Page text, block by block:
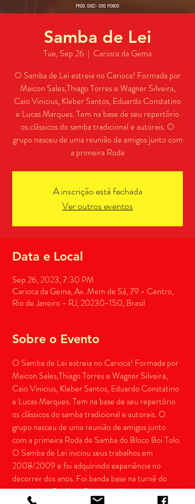
Samba de Lei
Tue, Sep 26
  |
Carioca da Gema
O Samba de Lei estreia no Carioca! Formada por
Maicon Sales,Thiago Torres e Wagner Silveira,
Caio Vinicius, Kleber Santos, Eduardo Constatino
e Lucas Marques. Tem na base de seu repertório
os clássicos do samba tradicional e autorais. O
grupo nasceu de uma reunião de amigos junto com
a primeira Roda
A inscrição está fechada
Ver outros eventos
Data e Local
Sep 26, 2023, 7:30 PM
Carioca da Gema, Av. Mem de Sá, 79 - Centro,
Rio de Janeiro - RJ, 20230-150, Brasil
Sobre o Evento
O Samba de Lei estreia no Carioca! Formada por
Maicon Sales,Thiago Torres e Wagner Silveira,
Caio Vinicius, Kleber Santos, Eduardo Constatino
e Lucas Marques. Tem na base de seu repertório
os clássicos do samba tradicional e autorais. O
grupo nasceu de uma reunião de amigos junto
com a primeira Roda de Samba do Bloco Boi Tolo.
O Samba de Lei iniciou seus trabalhos em
2008/2009 e foi adquirindo experiência no
decorrer dos anos. Foi banda base na turnê do
compositor Paulinho Resende. Já recebeu em